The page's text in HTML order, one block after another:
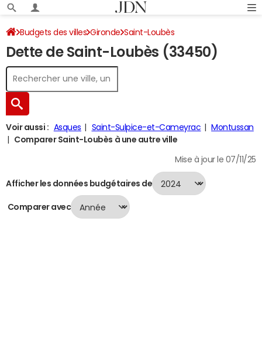
Budgets des villes Gironde Saint-Loubès
Dette au 31/12/2024
Dette de Saint-Loubès (33450)
Voir aussi : Asques Saint-Sulpice-et-Cameyrac
Montussan
Comparer Saint-Loubès à une autre ville
Mise à jour le 07/11/25
Afficher les données budgétaires de
Comparer avec